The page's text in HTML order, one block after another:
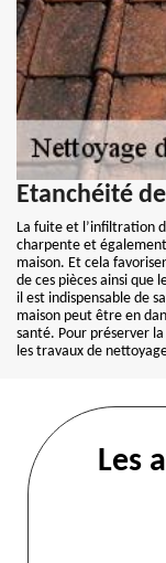
Etanchéité
La fuite et l’infiltration
charpente et
maison. Et cela
de ces pièces ainsi que
il est indispensable de
maison peut être en
santé. Pour préserver
les travaux de
Les